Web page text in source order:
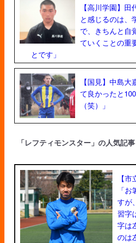
【高川学園】
と感じるのは、
で、きちんと自
ていくことの重
とです」
【国見】中島
て良かったと
（笑）」
「レフティモンスター」の人気記事
【
「
すが
習字
字は
のは